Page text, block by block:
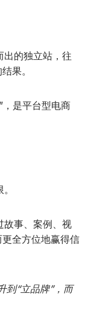
的独立站，往
果。
是平台型电商
事、案例、视
全方位地赢得信
到“立品牌”，而